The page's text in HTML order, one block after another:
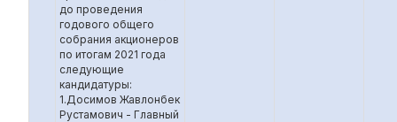
до проведения
годового общего
собрания акционеров
по итогам 2021 года
следующие
кандидатуры:
1.Досимов Жавлонбек
Рустамович - Главный